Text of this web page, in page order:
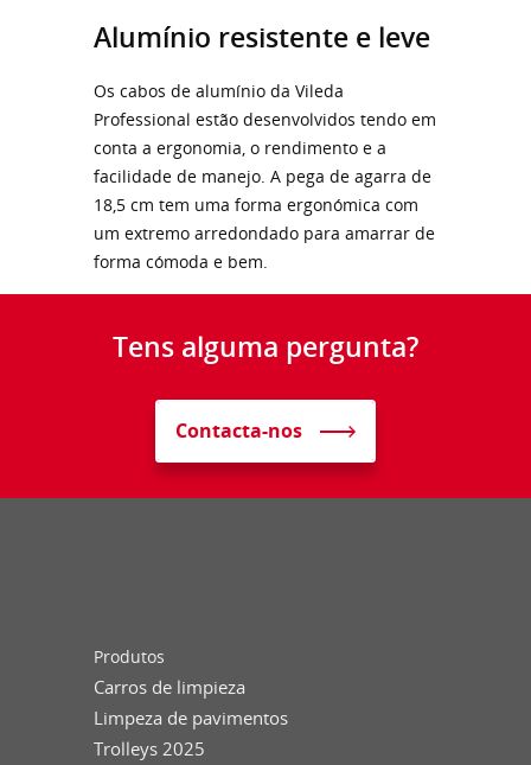
Alumínio resistente e leve
Os cabos de alumínio da Vileda
Professional estão desenvolvidos tendo em
conta a ergonomia, o rendimento e a
facilidade de manejo. A pega de agarra de
18,5 cm tem uma forma ergonómica com
um extremo arredondado para amarrar de
forma cómoda e bem.
Tens alguma pergunta?
Contacta-nos
Produtos
Carros de limpieza
Limpeza de pavimentos
Trolleys 2025